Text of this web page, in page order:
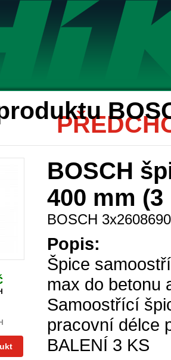
BOSCH
400 mm (3
BOSCH
Popis:
Špice
max do betonu
Samoostřící
pracovní délce
BALENÍ 3 KS